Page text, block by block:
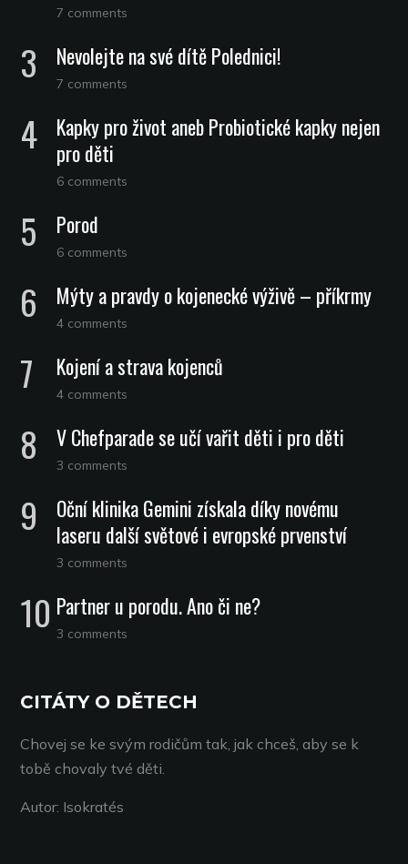
7 comments
Nevolejte na své dítě Polednici!
7 comments
Kapky pro život aneb Probiotické kapky nejen
pro děti
6 comments
Porod
6 comments
Mýty a pravdy o kojenecké výživě – příkrmy
4 comments
Kojení a strava kojenců
4 comments
V Chefparade se učí vařit děti i pro děti
3 comments
Oční klinika Gemini získala díky novému
laseru další světové i evropské prvenství
3 comments
Partner u porodu. Ano či ne?
3 comments
CITÁTY O DĚTECH
Chovej se ke svým rodičům tak, jak chceš, aby se k
tobě chovaly tvé děti.
Autor: Isokratés